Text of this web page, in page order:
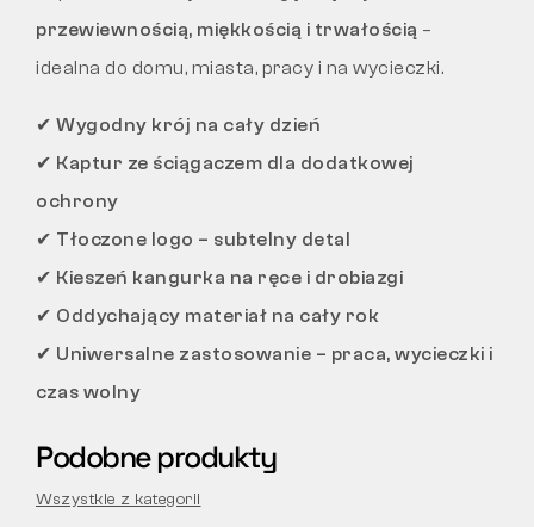
przewiewnością, miękkością i trwałością –
idealna do domu, miasta, pracy i na wycieczki.
✔ Wygodny krój na cały dzień
✔ Kaptur ze ściągaczem dla dodatkowej
ochrony
✔ Tłoczone logo – subtelny detal
✔ Kieszeń kangurka na ręce i drobiazgi
✔ Oddychający materiał na cały rok
✔ Uniwersalne zastosowanie – praca, wycieczki i
czas wolny
Podobne produkty
Wszystkie z kategorii